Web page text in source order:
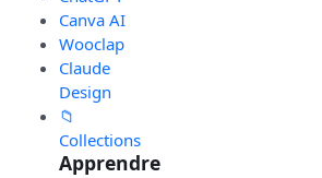
Canva AI
Wooclap
Claude
Design
📁
Collections
Apprendre